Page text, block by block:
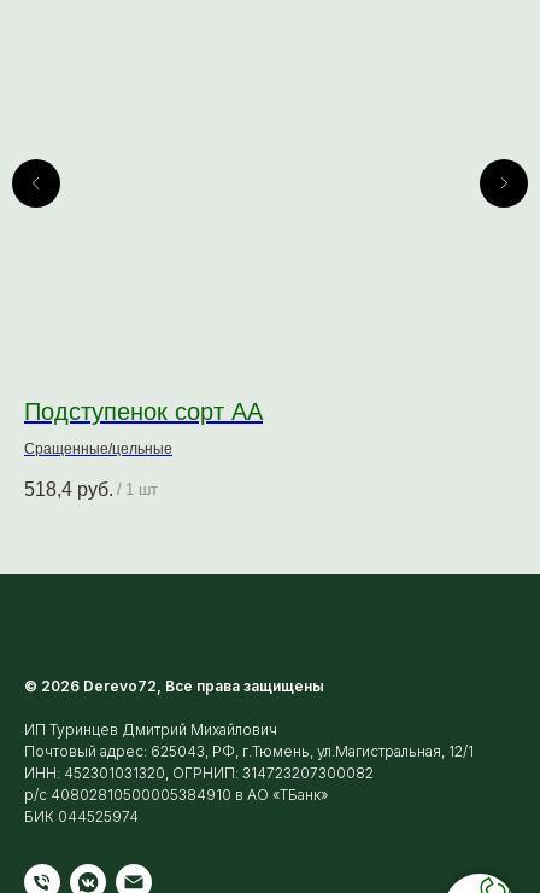
Подступенок сорт АА
Сращенные/цельные
518,4 руб. / 1 шт
© 2026 Derevo72, Все права защищены
ИП Туринцев Дмитрий Михайлович
Почтовый адрес: 625043, РФ, г.Тюмень, ул.Магистральная, 12/1
ИНН: 452301031320, ОГРНИП: 314723207300082
р/с 40802810500005384910 в АО «ТБанк»
БИК 044525974